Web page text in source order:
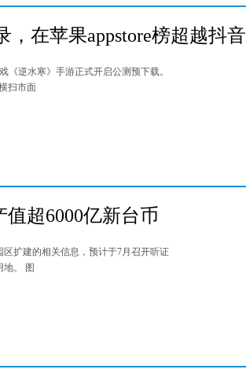
，在苹果appstore榜超越抖音
逆水寒》手游正式开启公测预下载。
扫市面
超6000亿新台币
扩建的相关信息，预计于7月召开听证
地。 图